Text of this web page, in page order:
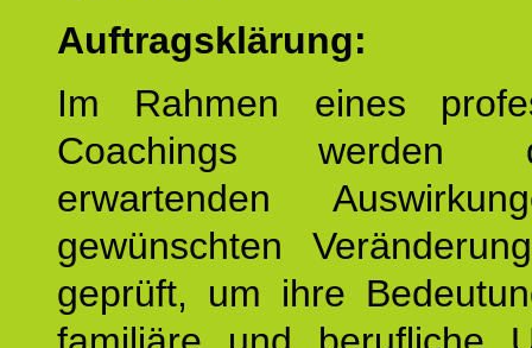
Auftragsklärung:
Im Rahmen eines
Coachings
erwartenden
gewünschten
geprüft, um ihre